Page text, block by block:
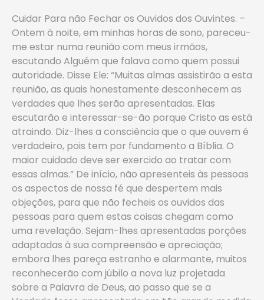
Cuidar Para não Fechar os Ouvidos dos Ouvintes. –
Ontem à noite, em minhas horas de sono, pareceu-
me estar numa reunião com meus irmãos,
escutando Alguém que falava como quem possui
autoridade. Disse Ele: “Muitas almas assistirão a esta
reunião, as quais honestamente desconhecem as
verdades que lhes serão apresentadas. Elas
escutarão e interessar-se-ão porque Cristo as está
atraindo. Diz-lhes a consciência que o que ouvem é
verdadeiro, pois tem por fundamento a Bíblia. O
maior cuidado deve ser exercido ao tratar com
essas almas.” De início, não apresenteis às pessoas
os aspectos de nossa fé que despertem mais
objeções, para que não fecheis os ouvidos das
pessoas para quem estas coisas chegam como
uma revelação. Sejam-lhes apresentadas porções
adaptadas à sua compreensão e apreciação;
embora lhes pareça estranho e alarmante, muitos
reconhecerão com júbilo a nova luz projetada
sobre a Palavra de Deus, ao passo que se a